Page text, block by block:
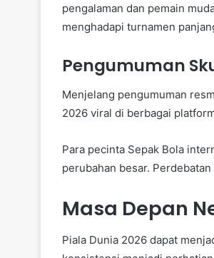
pengalaman dan pemain
menghadapi turnamen
Pengumuman
Menjelang pengumuman
2026 viral di berbagai
Para pecinta Sepak Bola
perubahan besar.
Masa Depan
Piala Dunia 2026 dapat